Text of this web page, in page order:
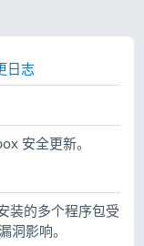
日志
安全更新。
装的多个程序包受
洞影响。